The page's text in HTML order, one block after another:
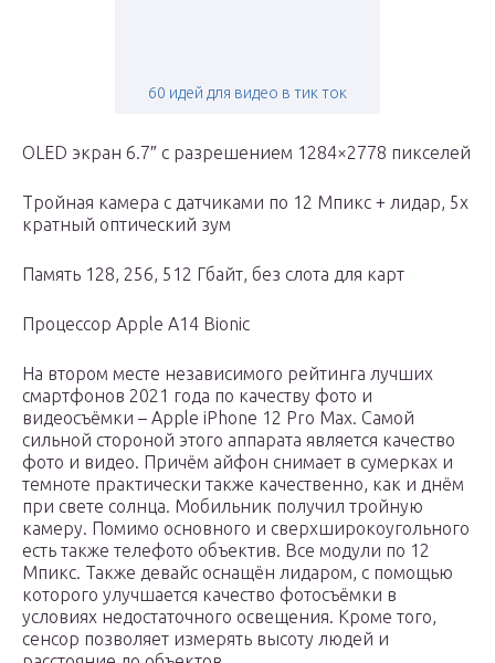
60 идей для видео в тик ток
OLED экран 6.7″ с разрешением 1284×2778 пикселей
Тройная камера с датчиками по 12 Мпикс + лидар, 5x
кратный оптический зум
Память 128, 256, 512 Гбайт, без слота для карт
Процессор Apple A14 Bionic
На втором месте независимого рейтинга лучших
смартфонов 2021 года по качеству фото и
видеосъёмки – Apple iPhone 12 Pro Max. Самой
сильной стороной этого аппарата является качество
фото и видео. Причём айфон снимает в сумерках и
темноте практически также качественно, как и днём
при свете солнца. Мобильник получил тройную
камеру. Помимо основного и сверхширокоугольного
есть также телефото объектив. Все модули по 12
Мпикс. Также девайс оснащён лидаром, с помощью
которого улучшается качество фотосъёмки в
условиях недостаточного освещения. Кроме того,
сенсор позволяет измерять высоту людей и